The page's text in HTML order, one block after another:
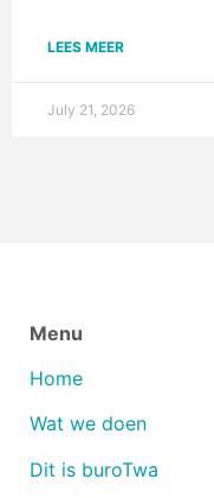
LEES MEER
July 21, 2026
Menu
Home
Wat we doen
Dit is buroTwa